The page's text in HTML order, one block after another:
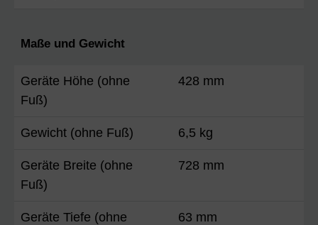
Maße und Gewicht
Geräte Höhe (ohne
Fuß)
428 mm
Gewicht (ohne Fuß) 6,5 kg
Geräte Breite (ohne
Fuß)
728 mm
Geräte Tiefe (ohne
63 mm